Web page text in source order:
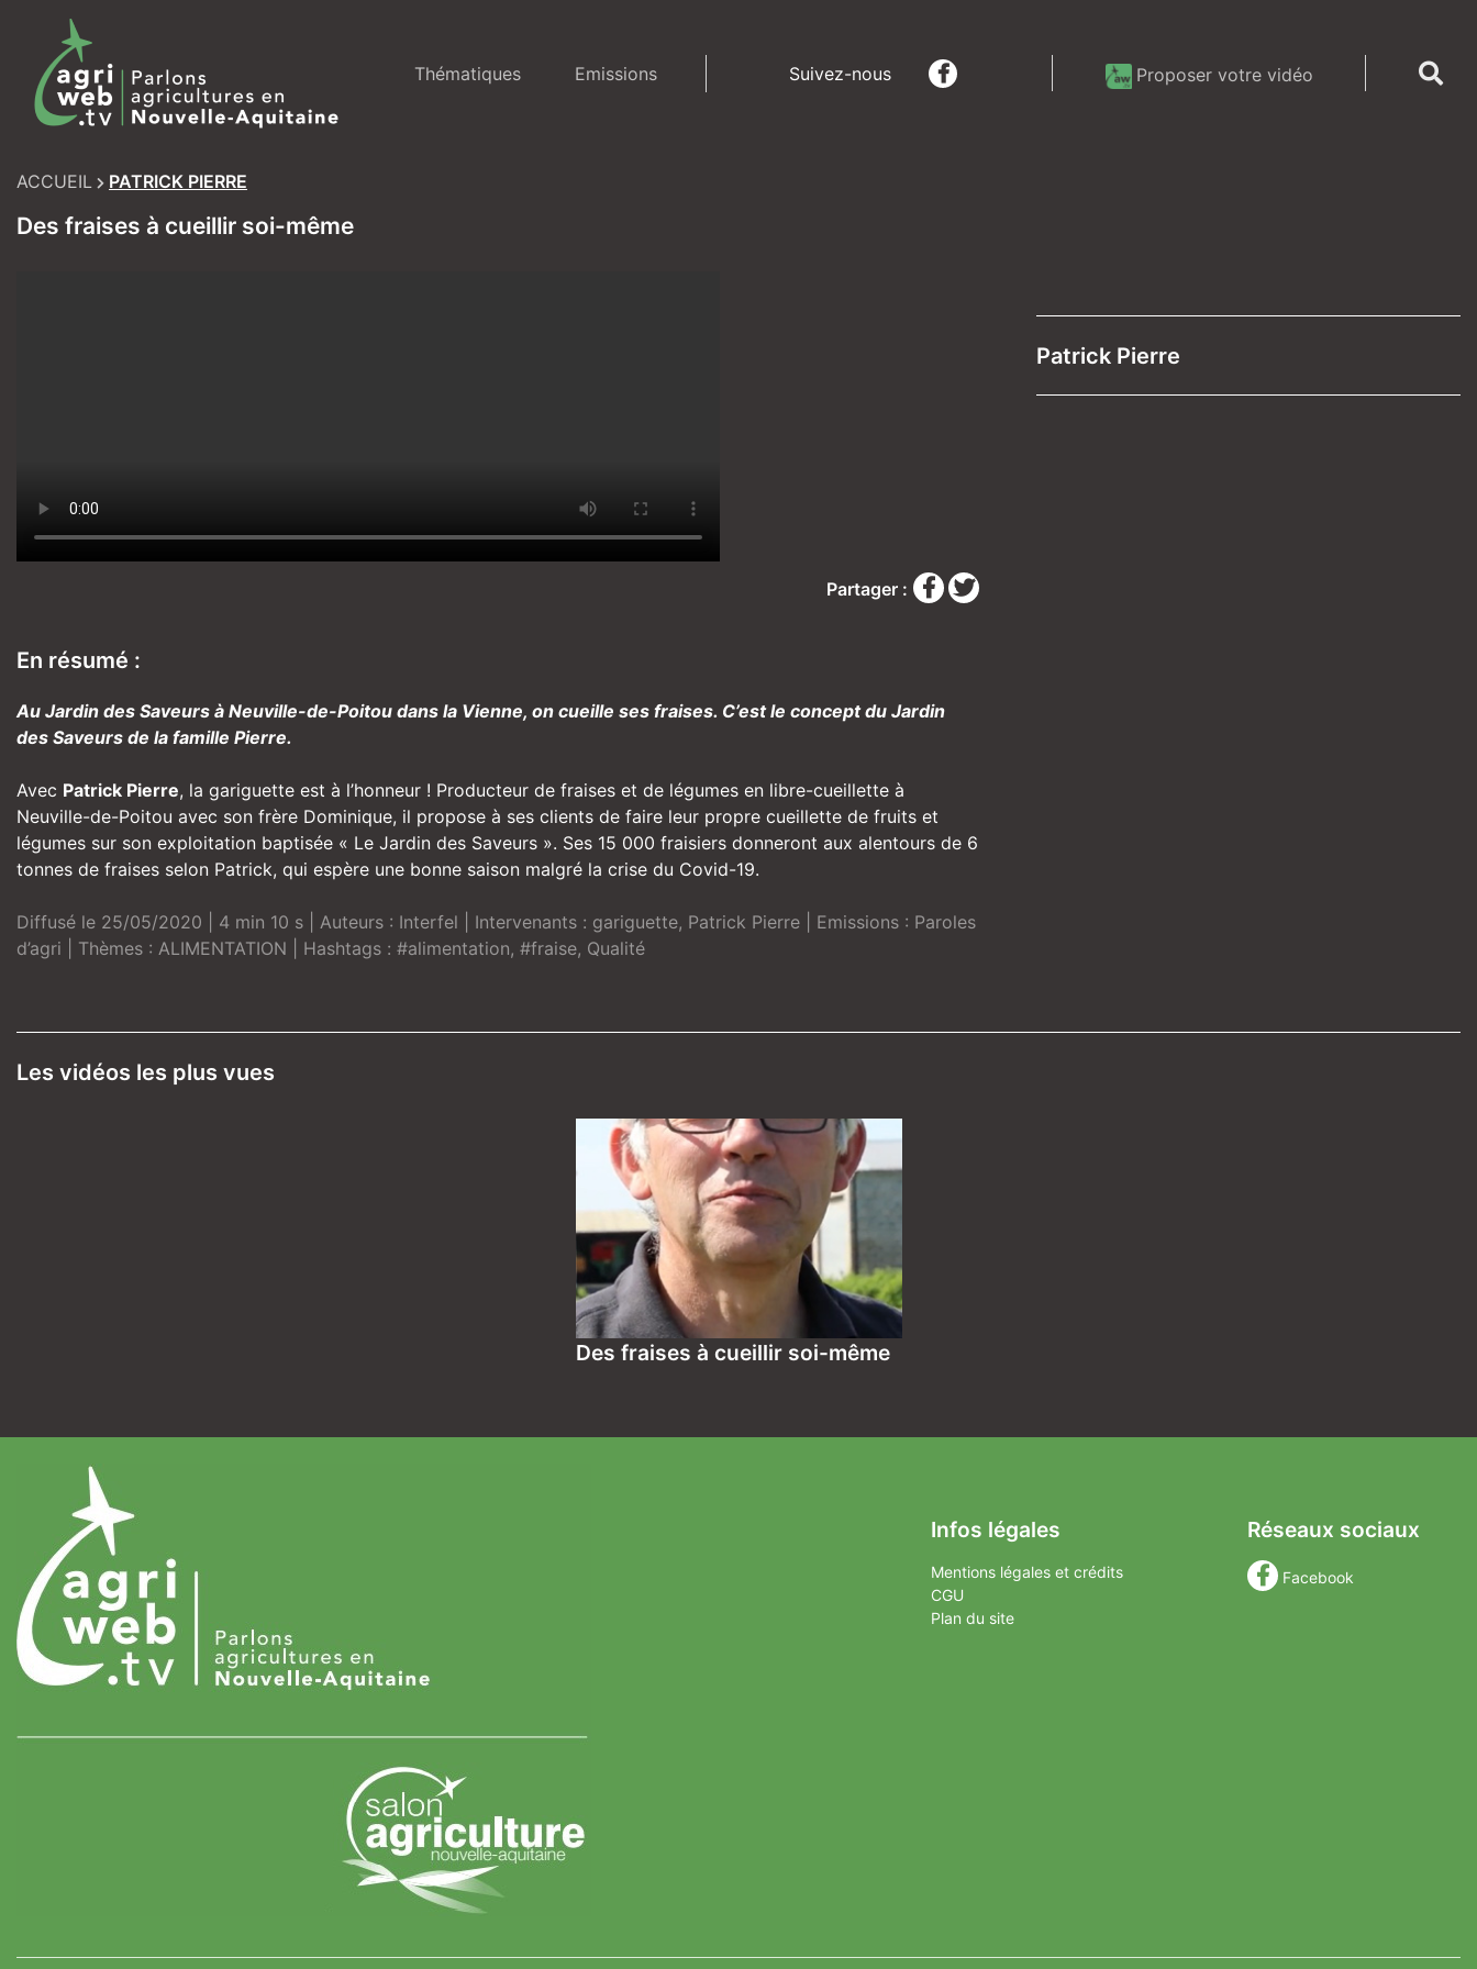
content
Thématiques Emissions Suivez-nous Proposer votre vidéo
ACCUEIL PATRICK PIERRE
Des fraises à cueillir soi-même
Partager :
En résumé :
Au Jardin des Saveurs à Neuville-de-Poitou dans la Vienne, on cueille ses fraises. C’est le concept du Jardin
des Saveurs de la famille Pierre.
Avec Patrick Pierre, la gariguette est à l’honneur ! Producteur de fraises et de légumes en libre-cueillette à
Neuville-de-Poitou avec son frère Dominique, il propose à ses clients de faire leur propre cueillette de fruits et
légumes sur son exploitation baptisée « Le Jardin des Saveurs ». Ses 15 000 fraisiers donneront aux alentours de 6
tonnes de fraises selon Patrick, qui espère une bonne saison malgré la crise du Covid-19.
Diffusé le 25/05/2020 | 4 min 10 s | Auteurs : Interfel | Intervenants : gariguette, Patrick Pierre | Emissions : Paroles
d’agri | Thèmes : ALIMENTATION | Hashtags : #alimentation, #fraise, Qualité
Patrick Pierre
Les vidéos les plus vues
Des fraises à cueillir soi-même
Infos légales
Mentions légales et crédits
CGU
Plan du site
Réseaux sociaux
Facebook